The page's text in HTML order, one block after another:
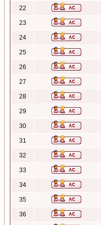
22
23
24
25
26
27
28
29
30
31
32
33
34
35
36